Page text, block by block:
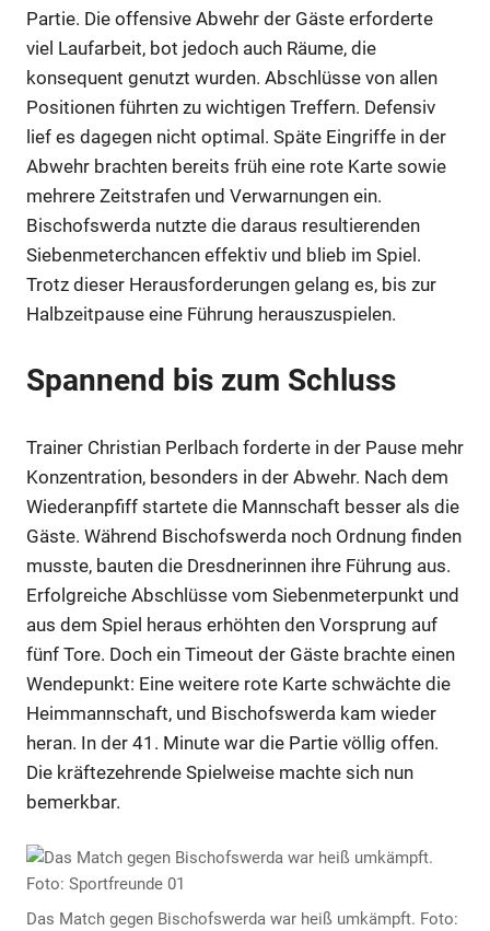
Partie. Die offensive Abwehr der Gäste erforderte
viel Laufarbeit, bot jedoch auch Räume, die
konsequent genutzt wurden. Abschlüsse von allen
Positionen führten zu wichtigen Treffern. Defensiv
lief es dagegen nicht optimal. Späte Eingriffe in der
Abwehr brachten bereits früh eine rote Karte sowie
mehrere Zeitstrafen und Verwarnungen ein.
Bischofswerda nutzte die daraus resultierenden
Siebenmeterchancen effektiv und blieb im Spiel.
Trotz dieser Herausforderungen gelang es, bis zur
Halbzeitpause eine Führung herauszuspielen.
Spannend bis zum Schluss
Trainer Christian Perlbach forderte in der Pause mehr
Konzentration, besonders in der Abwehr. Nach dem
Wiederanpfiff startete die Mannschaft besser als die
Gäste. Während Bischofswerda noch Ordnung finden
musste, bauten die Dresdnerinnen ihre Führung aus.
Erfolgreiche Abschlüsse vom Siebenmeterpunkt und
aus dem Spiel heraus erhöhten den Vorsprung auf
fünf Tore. Doch ein Timeout der Gäste brachte einen
Wendepunkt: Eine weitere rote Karte schwächte die
Heimmannschaft, und Bischofswerda kam wieder
heran. In der 41. Minute war die Partie völlig offen.
Die kräftezehrende Spielweise machte sich nun
bemerkbar.
Das Match gegen Bischofswerda war heiß umkämpft. Foto: